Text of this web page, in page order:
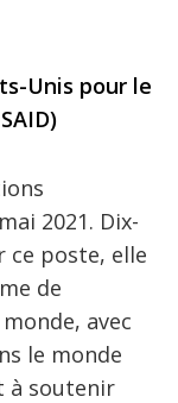
Unis pour le
2021. Dix-
ce poste, elle
de
avec
le monde
à soutenir